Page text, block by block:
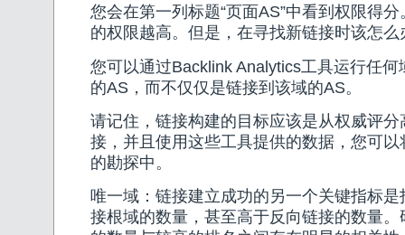
您会在第一列标题“页面AS”中看到权限得
的权限越高。但是，在寻找新链接时该怎么
您可以通过Backlink Analytics工具运行任何
的AS，而不仅仅是链接到该域的AS。
请记住，链接构建的目标应该是从权威评
接，并且使用这些工具提供的数据，您可
的勘探中。
唯一域：链接建立成功的另一个关键指标
接根域的数量，甚至高于反向链接的数量